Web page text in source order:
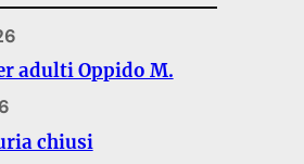
adulti Oppido M.
chiusi